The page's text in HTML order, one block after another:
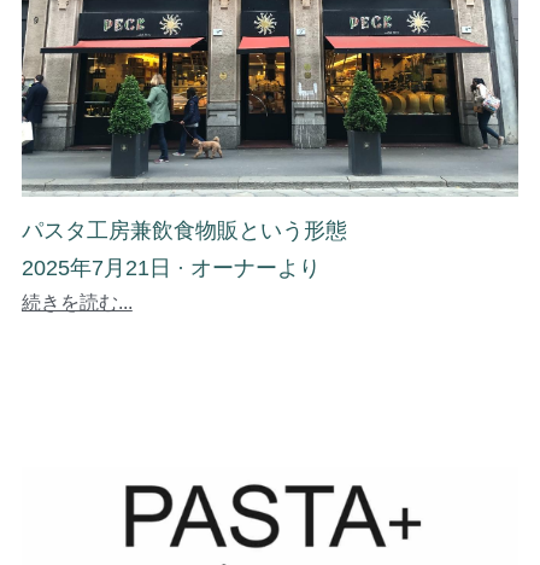
パスタ工房兼飲食物販という形態
2025年7月21日 · オーナーより
続きを読む...